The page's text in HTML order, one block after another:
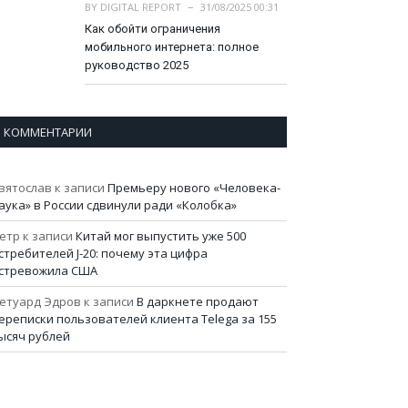
BY DIGITAL REPORT
31/08/2025 00:31
Как обойти ограничения
мобильного интернета: полное
руководство 2025
КОММЕНТАРИИ
к записи Премьеру нового «Человека-
в России сдвинули ради «Колобка»
к записи Китай мог выпустить уже 500
J-20: почему эта цифра
США
Эдров к записи В даркнете продают
пользователей клиента Telega за 155
рублей